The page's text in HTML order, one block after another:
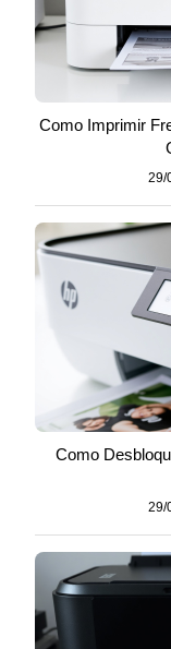
Como Imprimir
29/
Como
29/